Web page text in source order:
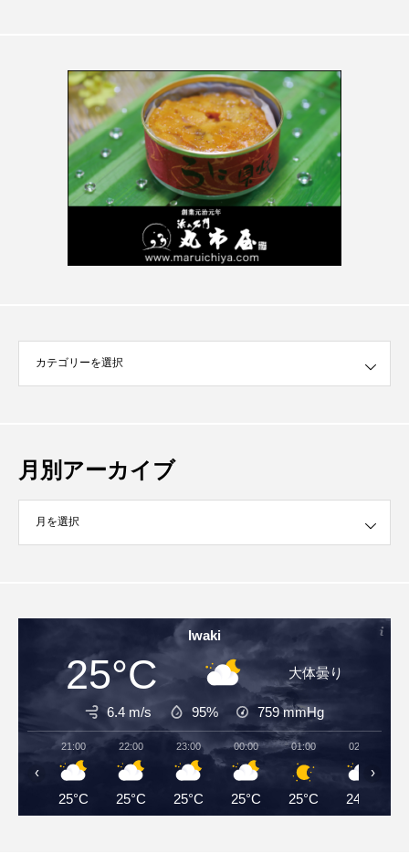
月別アーカイブ
ブ
Iwaki
25°C 大体曇り
6.4 m/s 95% 759mmHg
21:00
25°C
22:00
25°C
23:00
25°C
00:00
25°C
01:00
25°C
02:00
24°C
‹ ›